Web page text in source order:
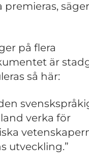
premieras, säger
på flera
är
så här:
verka för
utveckling.”